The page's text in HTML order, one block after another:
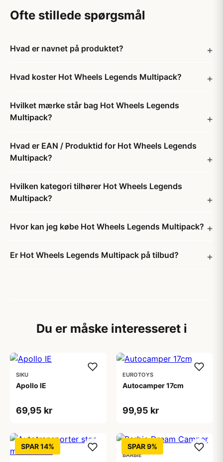
Ofte stillede spørgsmål
Hvad er navnet på produktet?
Hvad koster Hot Wheels Legends Multipack?
Hvilket mærke står bag Hot Wheels Legends
Multipack?
Hvad er EAN / Produktid for Hot Wheels Legends
Multipack?
Hvilken kategori tilhører Hot Wheels Legends
Multipack?
Hvor kan jeg købe Hot Wheels Legends Multipack?
Er Hot Wheels Legends Multipack på tilbud?
Du er måske interesseret i
SIKU
Apollo IE
69,95 kr
EUROTOYS
Autocamper 17cm
99,95 kr
SPAR 14% SPAR 9%
BARBIE